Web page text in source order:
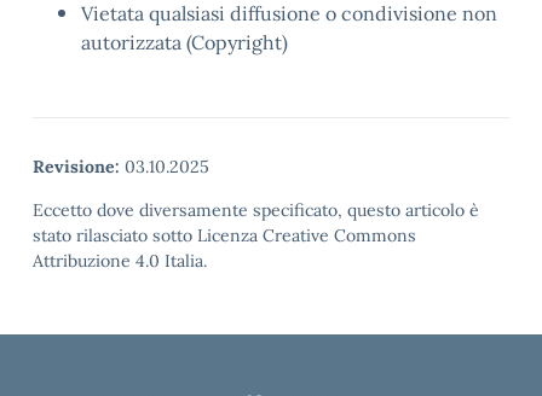
Vietata qualsiasi diffusione o condivisione non
autorizzata (Copyright)
Revisione: 03.10.2025
Eccetto dove diversamente specificato, questo articolo è
stato rilasciato sotto Licenza Creative Commons
Attribuzione 4.0 Italia.